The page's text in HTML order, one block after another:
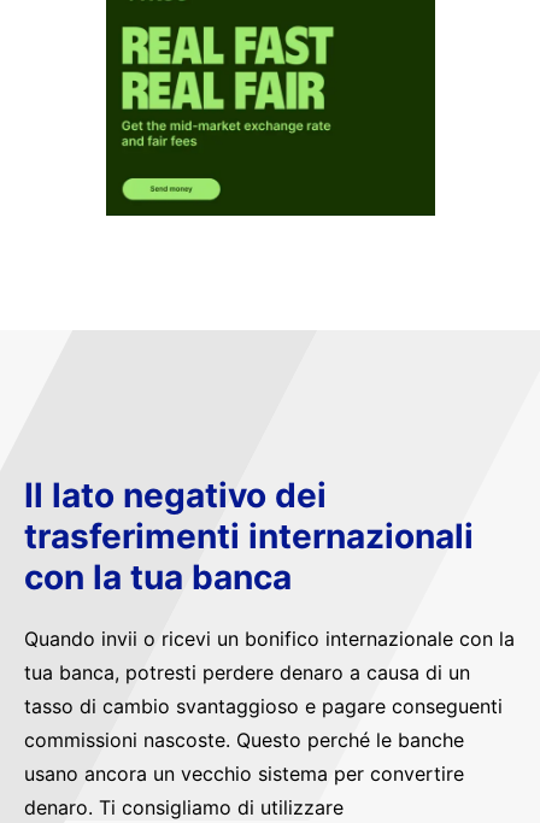
Il lato negativo dei
trasferimenti internazionali
con la tua banca
Quando invii o ricevi un bonifico internazionale con la
tua banca, potresti perdere denaro a causa di un
tasso di cambio svantaggioso e pagare conseguenti
commissioni nascoste. Questo perché le banche
usano ancora un vecchio sistema per convertire
denaro. Ti consigliamo di utilizzare